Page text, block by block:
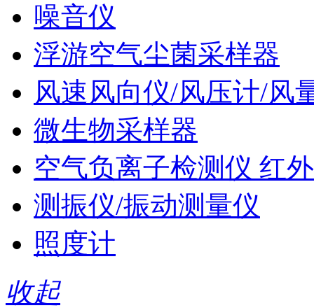
噪音仪
浮游空气尘菌采样器
风速风向仪/风压计/风
微生物采样器
空气负离子检测仪 红
测振仪/振动测量仪
照度计
收起